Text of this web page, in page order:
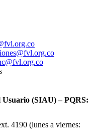
(SIAU) – PQRS:
4190 (lunes a viernes: